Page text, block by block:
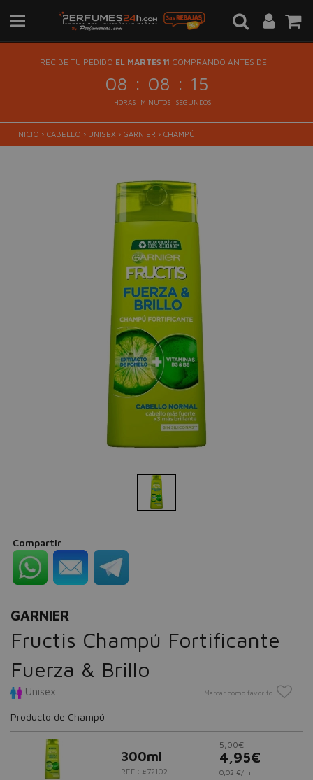
RECIBE TU PEDIDO EL MARTES 11 COMPRANDO ANTES DE...
08 : 08 : 15
HORAS MINUTOS SEGUNDOS
INICIO › CABELLO › UNISEX › GARNIER › CHAMPÚ
Compartir
GARNIER
Fructis Champú Fortificante
Fuerza & Brillo
Unisex Marcar como favorito
Producto de Champú
300ml
REF.: #72102
5,00€
4,95€
0,02 €/ml